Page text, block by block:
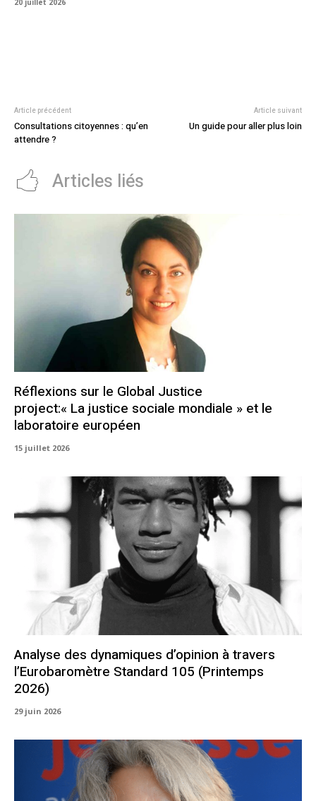
20 juillet 2026
Article précédent
Consultations citoyennes : qu’en
attendre ?
Article suivant
Un guide pour aller plus loin
Articles liés
Réflexions sur le Global Justice
project:« La justice sociale mondiale » et le
laboratoire européen
15 juillet 2026
Analyse des dynamiques d’opinion à travers
l’Eurobaromètre Standard 105 (Printemps
2026)
29 juin 2026